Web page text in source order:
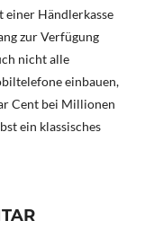
einer Händlerkasse
zur Verfügung
nicht alle
einbauen,
Cent bei Millionen
ein klassisches